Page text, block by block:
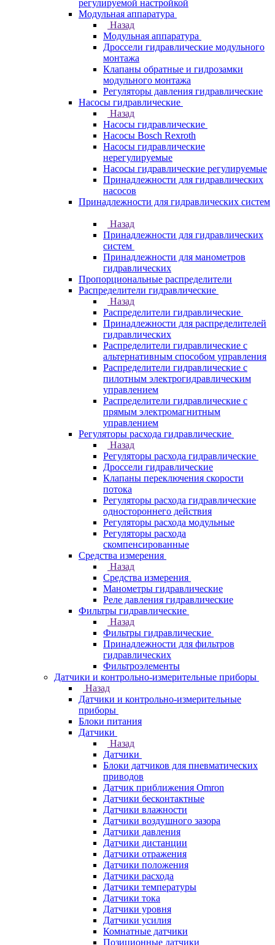
регулируемой настройкой
Модульная аппаратура
Назад
Модульная аппаратура
Дроссели гидравлические модульного
монтажа
Клапаны обратные и гидрозамки
модульного монтажа
Регуляторы давления гидравлические
Насосы гидравлические
Назад
Насосы гидравлические
Насосы Bosch Rexroth
Насосы гидравлические
нерегулируемые
Насосы гидравлические регулируемые
Принадлежности для гидравлических
насосов
Принадлежности для гидравлических систем
Назад
Принадлежности для гидравлических
систем
Принадлежности для манометров
гидравлических
Пропорциональные распределители
Распределители гидравлические
Назад
Распределители гидравлические
Принадлежности для распределителей
гидравлических
Распределители гидравлические с
альтернативным способом управления
Распределители гидравлические с
пилотным электрогидравлическим
управлением
Распределители гидравлические с
прямым электромагнитным
управлением
Регуляторы расхода гидравлические
Назад
Регуляторы расхода гидравлические
Дроссели гидравлические
Клапаны переключения скорости
потока
Регуляторы расхода гидравлические
одностороннего действия
Регуляторы расхода модульные
Регуляторы расхода
скомпенсированные
Средства измерения
Назад
Средства измерения
Манометры гидравлические
Реле давления гидравлические
Фильтры гидравлические
Назад
Фильтры гидравлические
Принадлежности для фильтров
гидравлических
Фильтроэлементы
Датчики и контрольно-измерительные приборы
Назад
Датчики и контрольно-измерительные
приборы
Блоки питания
Датчики
Назад
Датчики
Блоки датчиков для пневматических
приводов
Датчик приближения Omron
Датчики бесконтактные
Датчики влажности
Датчики воздушного зазора
Датчики давления
Датчики дистанции
Датчики отражения
Датчики положения
Датчики расхода
Датчики температуры
Датчики тока
Датчики уровня
Датчики усилия
Комнатные датчики
Позиционные датчики